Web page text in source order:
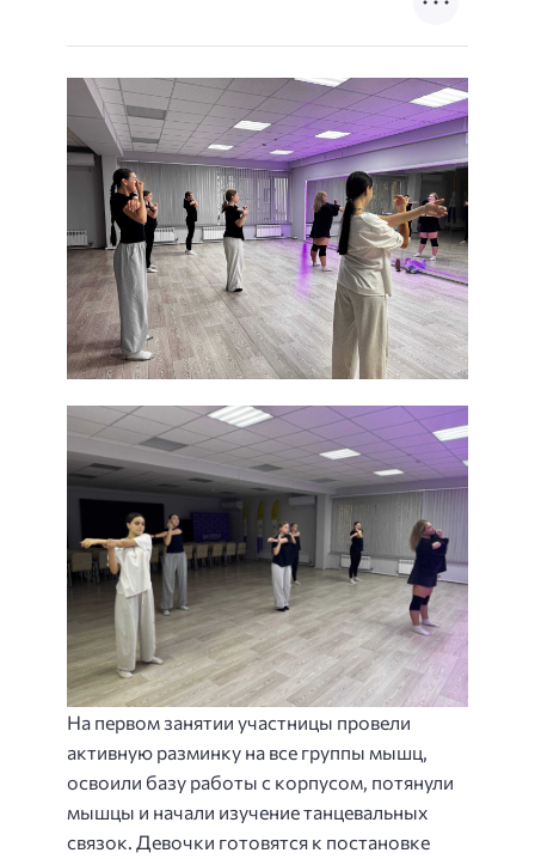
На первом занятии участницы провели
активную разминку на все группы мышц,
освоили базу работы с корпусом, потянули
мышцы и начали изучение танцевальных
связок. Девочки готовятся к постановке